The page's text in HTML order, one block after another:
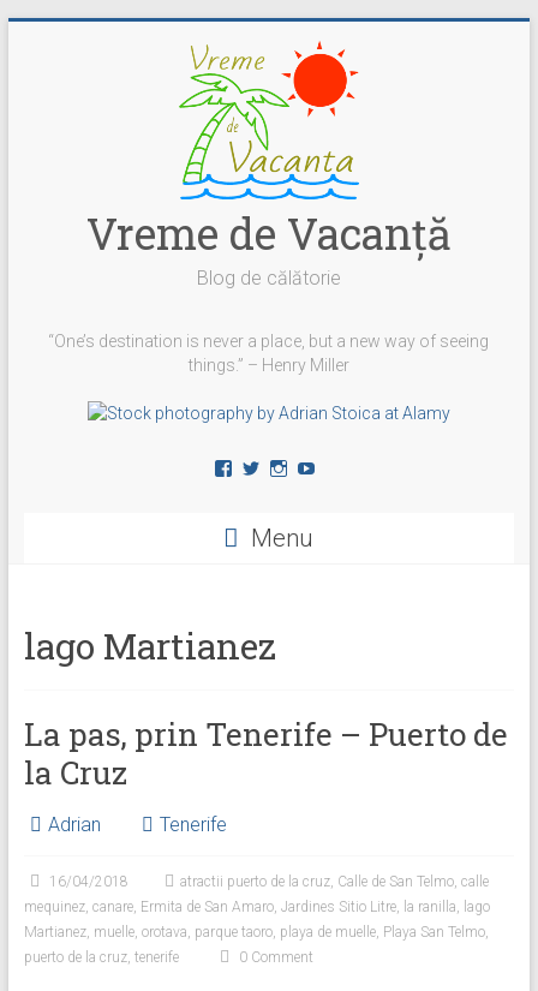
Vreme de Vacanţă
Blog de călătorie
“One’s destination is never a place, but a new way of seeing
things.” – Henry Miller
Vezi
pe
Facebook
Vezi
pe
Twitter
Vezi
Instagram
YouTube
Menu
lago Martianez
La pas, prin Tenerife – Puerto de
la Cruz
Adrian Tenerife
16/04/2018 atractii puerto de la cruz, Calle de San Telmo, calle
mequinez, canare, Ermita de San Amaro, Jardines Sitio Litre, la ranilla, lago
Martianez, muelle, orotava, parque taoro, playa de muelle, Playa San Telmo,
puerto de la cruz, tenerife 0 Comment